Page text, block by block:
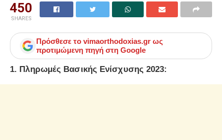
450
SHARES
Πρόσθεσε το vimaorthodoxias.gr ως
προτιμώμενη πηγή στη Google
1. Πληρωμές Βασικής Ενίσχυσης 2023: